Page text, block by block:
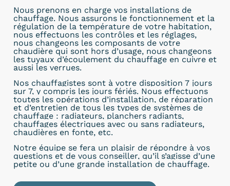
Nous prenons en charge vos installations de
chauffage. Nous assurons le fonctionnement et la
régulation de la température de votre habitation,
nous effectuons les contrôles et les réglages,
nous changeons les composants de votre
chaudière qui sont hors d’usage, nous changeons
les tuyaux d’écoulement du chauffage en cuivre et
aussi les verrues.
Nos chauffagistes sont à votre disposition 7 jours
sur 7, y compris les jours fériés. Nous effectuons
toutes les opérations d’installation, de réparation
et d’entretien de tous les types de systèmes de
chauffage : radiateurs, planchers radiants,
chauffages électriques avec ou sans radiateurs,
chaudières en fonte, etc.
Notre équipe se fera un plaisir de répondre à vos
questions et de vous conseiller, qu’il s’agisse d’une
petite ou d’une grande installation de chauffage.